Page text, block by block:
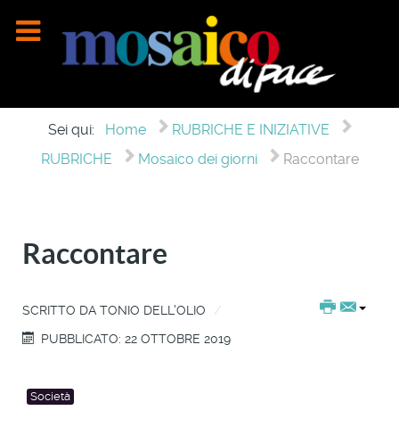
Sei qui: Home
RUBRICHE E INIZIATIVE
RUBRICHE
Mosaico dei giorni Raccontare
Raccontare
SCRITTO DA TONIO DELL'OLIO
PUBBLICATO: 22 OTTOBRE 2019
Società